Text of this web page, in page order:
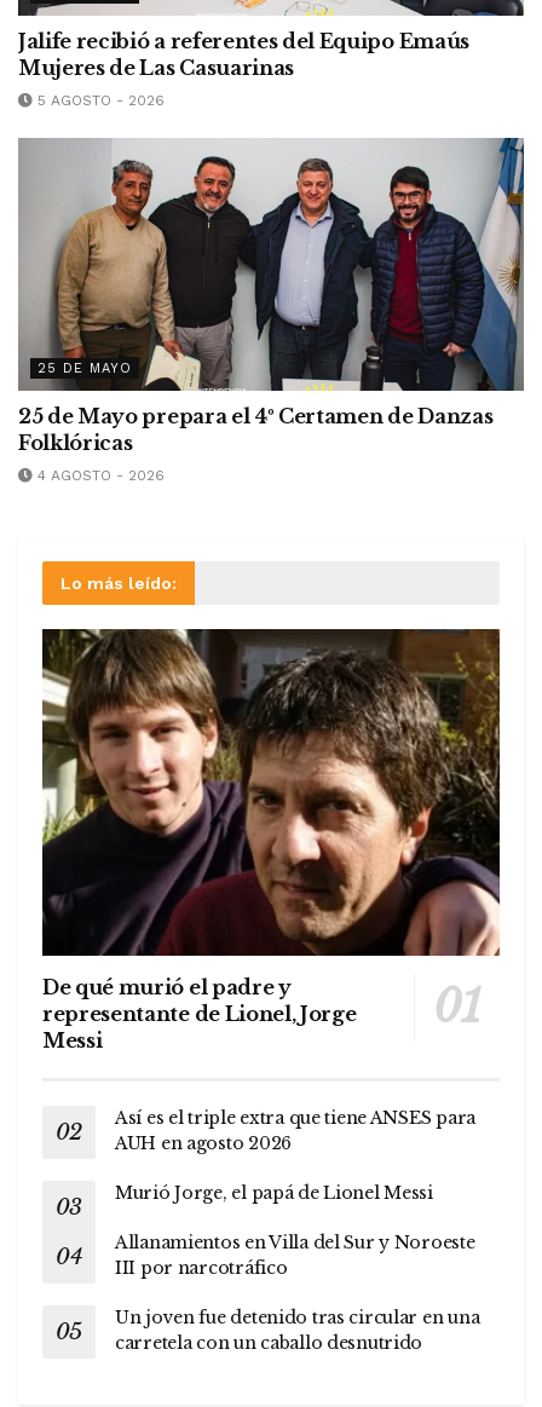
Jalife recibió a referentes del Equipo Emaús
Mujeres de Las Casuarinas
5 AGOSTO - 2026
25 DE MAYO
25 de Mayo prepara el 4º Certamen de Danzas
Folklóricas
4 AGOSTO - 2026
Lo más leído:
De qué murió el padre y
representante de Lionel, Jorge
Messi
Así es el triple extra que tiene ANSES para
AUH en agosto 2026
Murió Jorge, el papá de Lionel Messi
Allanamientos en Villa del Sur y Noroeste
III por narcotráfico
Un joven fue detenido tras circular en una
carretela con un caballo desnutrido